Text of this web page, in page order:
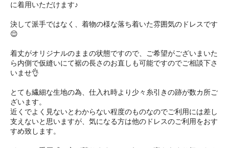
に着用いただけます♪
決して派手ではなく、着物の様な落ち着いた雰囲気のドレスです
😌
着丈がオリジナルのままの状態ですので、ご希望がございまいた
ら内側で仮縫いにて裾の長さのお直しも可能ですのでご相談下さ
いませ👌
とても繊細な生地の為、仕入れ時より少々糸引きの跡が数カ所ご
ざいます。
近くでよく見ないとわからない程度のものなのでご利用には差し
支えないと思いますが、気になる方は他のドレスのご利用をおす
すめ致します。